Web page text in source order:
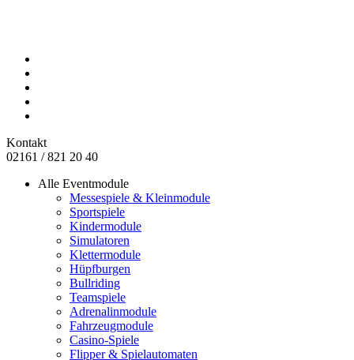
Kontakt
02161 / 821 20 40
Alle Eventmodule
Messespiele & Kleinmodule
Sportspiele
Kindermodule
Simulatoren
Klettermodule
Hüpfburgen
Bullriding
Teamspiele
Adrenalinmodule
Fahrzeugmodule
Casino-Spiele
Flipper & Spielautomaten